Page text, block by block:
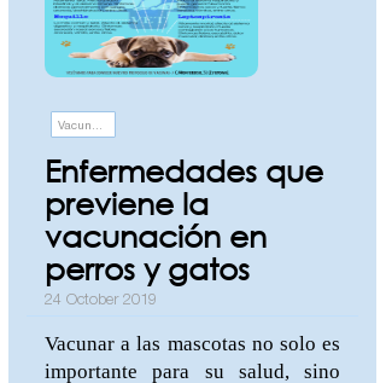
Enfermedades que
previene la
vacunación en
perros y gatos
24 October 2019
Vacunar a las mascotas no solo es
importante para su salud, sino